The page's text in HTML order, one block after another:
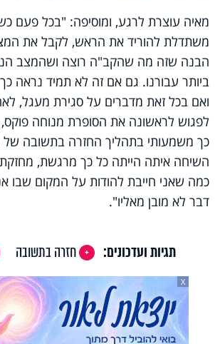
מאיה עוצרת לרגע, ומוסיפה: "בכל פעם
משתדלת להוריד את הראש, לקבל את
הבנה שזה מה שהקב"ה רוצה ושהמצב
ביותר עבורנו. גם אם זה לא תמיד נראה
ואם בכל זאת מדברים על סגירת מעגל,
לפגוש לראשונה את הסופרת מנוחה
כך משמעותי בתהליך החזרה בתשובה
השיחה איתה הייתה כל כך מרגשת,
כמה שאני חייבת להודות על המקום שבו
דבר לא מובן מאליו".
תגיות ועדכונים: חזרה בתשובה
X